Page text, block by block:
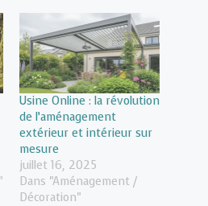
Usine Online : la révolution
de l’aménagement
extérieur et intérieur sur
mesure
juillet 16, 2025
Dans "Aménagement /
Décoration"